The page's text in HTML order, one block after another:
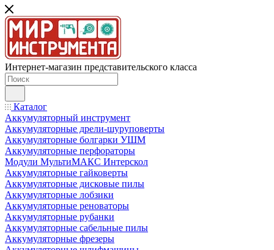
Интернет-магазин представительского класса
Каталог
Аккумуляторный инструмент
Аккумуляторные дрели-шуруповерты
Аккумуляторные болгарки УШМ
Аккумуляторные перфораторы
Модули МультиМАКС Интерскол
Аккумуляторные гайковерты
Аккумуляторные дисковые пилы
Аккумуляторные лобзики
Аккумуляторные реноваторы
Аккумуляторные рубанки
Аккумуляторные сабельные пилы
Аккумуляторные фрезеры